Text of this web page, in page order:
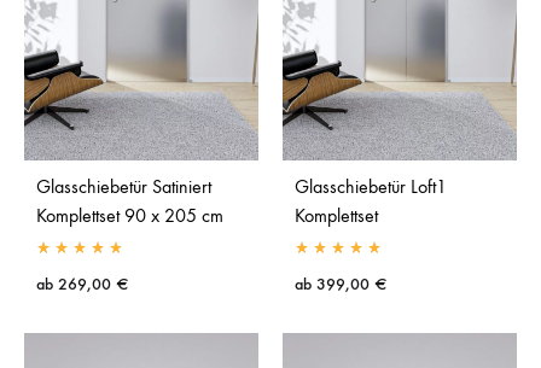
Glasschiebetür Satiniert
Komplettset 90 x 205 cm
ab 269,00 €
Glasschiebetür Loft1
Komplettset
ab 399,00 €